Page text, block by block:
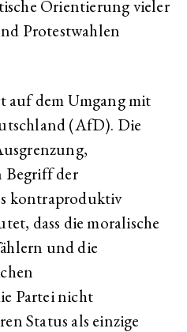
Orientierung vieler
Protestwahlen
auf dem Umgang mit
(AfD). Die
Begriff der
kontraproduktiv
dass die moralische
und die
Partei nicht
Status als einzige